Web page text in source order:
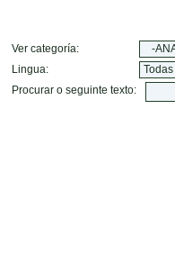
Ver categoría:
Lingua:
Procurar o seguinte texto: